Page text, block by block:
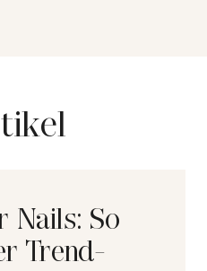
Nails: So
Trend-